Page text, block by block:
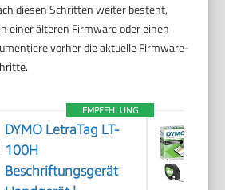
diesen Schritten weiter besteht,
einer älteren Firmware oder einen
vorher die aktuelle Firmware-
EMPFEHLUNG
DYMO LetraTag LT-
100H
Beschriftungsgerät